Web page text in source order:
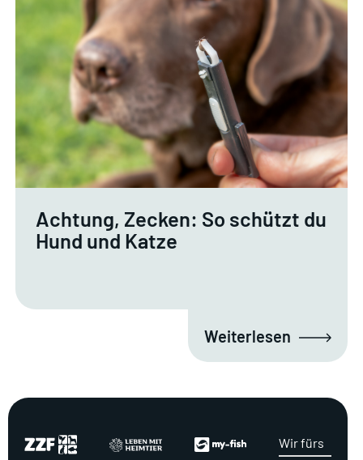
Achtung, Zecken: So schützt du
Hund und Katze
Weiterlesen
Wir fürs